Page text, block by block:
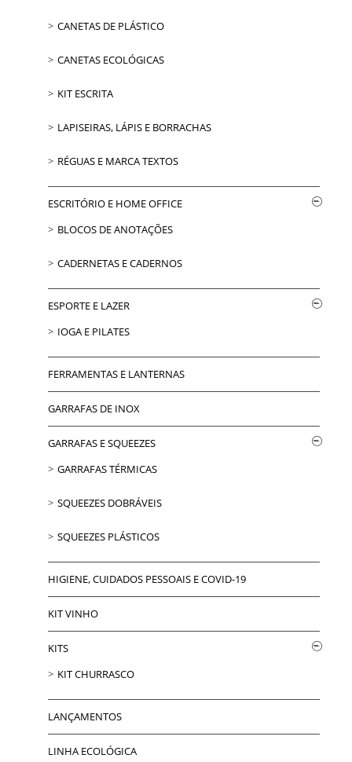
CANETAS DE PLÁSTICO
CANETAS ECOLÓGICAS
KIT ESCRITA
LAPISEIRAS, LÁPIS E BORRACHAS
RÉGUAS E MARCA TEXTOS
ESCRITÓRIO E HOME OFFICE
BLOCOS DE ANOTAÇÕES
CADERNETAS E CADERNOS
ESPORTE E LAZER
IOGA E PILATES
FERRAMENTAS E LANTERNAS
GARRAFAS DE INOX
GARRAFAS E SQUEEZES
GARRAFAS TÉRMICAS
SQUEEZES DOBRÁVEIS
SQUEEZES PLÁSTICOS
HIGIENE, CUIDADOS PESSOAIS E COVID-19
KIT VINHO
KITS
KIT CHURRASCO
LANÇAMENTOS
LINHA ECOLÓGICA